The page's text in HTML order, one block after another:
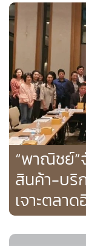
“พาณิชย์”
สินค้า-บริ
เจาะตลา